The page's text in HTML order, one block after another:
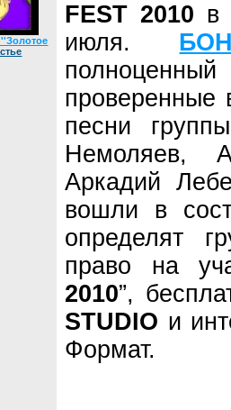
FEST 2010 в
июля.
проверенные
песни
Немоляев,
Аркадий
вошли в
определят
право на
2010”,
STUDIO и
Формат.